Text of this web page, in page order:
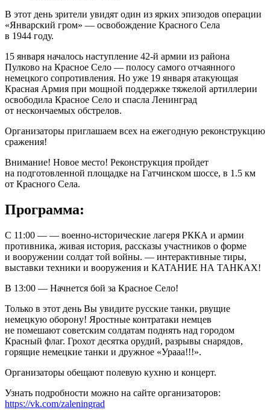
В этот день зрители увидят один из ярких эпизодов операции
«Январский гром» — освобождение Красного Села
в 1944 году.
15 января началось наступление 42-й армии из района
Пулково на Красное Село — полосу самого отчаянного
немецкого сопротивления. Но уже 19 января атакующая
Красная Армия при мощной поддержке тяжелой артиллерии
освободила Красное Село и спасла Ленинград
от нескончаемых обстрелов.
Организаторы приглашаем всех на ежегодную реконструкцию
сражения!
Внимание! Новое место! Реконструкция пройдет
на подготовленной площадке на Гатчинском шоссе, в 1.5 км
от Красного Села.
Программа:
С 11:00 — — военно-исторические лагеря РККА и армии
противника, живая история, рассказы участников о форме
и вооружении солдат той войны. — интерактивные тиры,
выставки техники и вооружения и КАТАНИЕ НА ТАНКАХ!
В 13:00 — Начнется бой за Красное Село!
Только в этот день Вы увидите русские танки, рвущие
немецкую оборону! Яростные контратаки немцев
не помешают советским солдатам поднять над городом
Красный флаг. Грохот десятка орудий, разрывы снарядов,
горящие немецкие танки и дружное «Урааа!!!».
Организаторы обещают полевую кухню и концерт.
Узнать подробности можно на сайте организаторов:
https://vk.com/zaleningrad